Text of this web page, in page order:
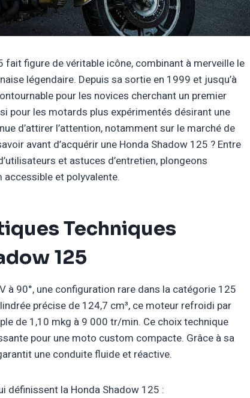
fait figure de véritable icône, combinant à merveille le
légendaire. Depuis sa sortie en 1999 et jusqu’à
pour les novices cherchant un premier
pour les motards plus expérimentés désirant une
d’attirer l’attention, notamment sur le marché de
avant d’acquérir une Honda Shadow 125 ? Entre
et astuces d’entretien, plongeons
et polyvalente.
Techniques
125
à 90°, une configuration rare dans la catégorie 125
précise de 124,7 cm³, ce moteur refroidi par
de 1,10 mkg à 9 000 tr/min. Ce choix technique
pour une moto custom compacte. Grâce à sa
une conduite fluide et réactive.
définissent la Honda Shadow 125 :